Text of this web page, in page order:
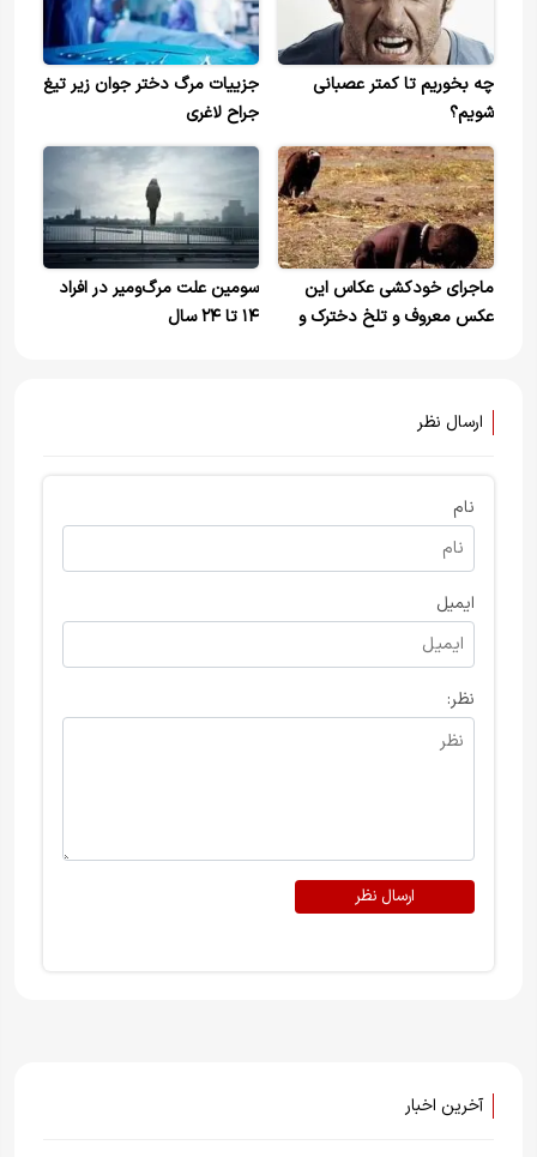
چه بخوریم تا کمتر عصبانی
شویم؟
جزییات مرگ دختر جوان زیر تیغ
جراح لاغری
ماجرای خودکشی عکاس این
عکس معروف و تلخ دخترک و
سومین علت مرگ‌ومیر در افراد
۱۴ تا ۲۴ سال
ارسال نظر
نام
ایمیل
نظر:
ارسال نظر
آخرین اخبار